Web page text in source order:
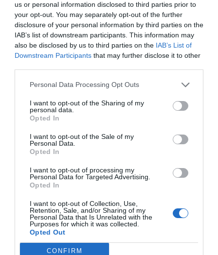
us or personal information disclosed to third parties prior to
your opt-out. You may separately opt-out of the further
disclosure of your personal information by third parties on the
IAB’s list of downstream participants. This information may
also be disclosed by us to third parties on the IAB’s List of
Downstream Participants that may further disclose it to other
Personal Data Processing Opt Outs
I want to opt-out of the Sharing of my
personal data.
Opted In
I want to opt-out of the Sale of my
Personal Data.
Opted In
I want to opt-out of processing my
Personal Data for Targeted Advertising.
Opted In
I want to opt-out of Collection, Use,
Retention, Sale, and/or Sharing of my
Personal Data that Is Unrelated with the
Purposes for which it was collected.
Opted Out
CONFIRM
convivencia con familias del municipio. Los
estudiantes extranjeros se han alojado en casas de
alumnado local, lo que ha permitido una inmersión
más directa en el día a día del entorno rural.
“Esta inmersión ha favorecido no solo la práctica de
idiomas, sino también el intercambio cultural y el
y el respeto por la diversidad”, destacan desde el